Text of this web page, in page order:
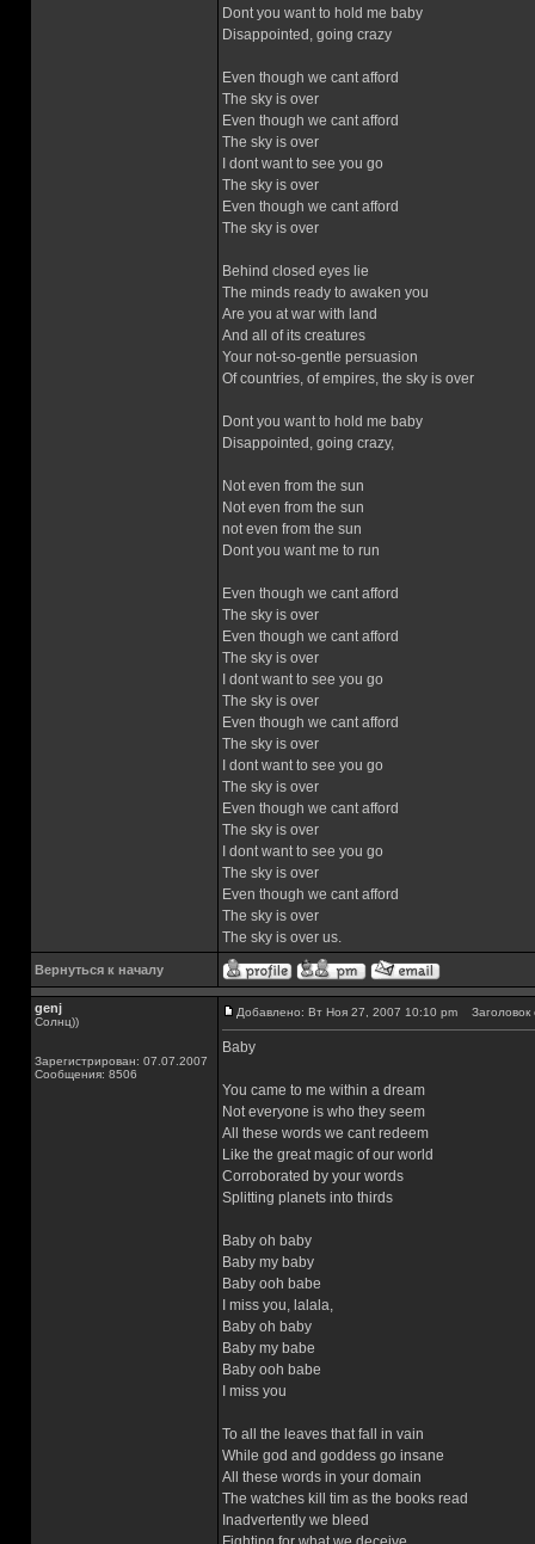
Dont you want to hold me baby
Disappointed, going crazy
Even though we cant afford
The sky is over
Even though we cant afford
The sky is over
I dont want to see you go
The sky is over
Even though we cant afford
The sky is over
Behind closed eyes lie
The minds ready to awaken you
Are you at war with land
And all of its creatures
Your not-so-gentle persuasion
Of countries, of empires, the sky is over
Dont you want to hold me baby
Disappointed, going crazy,
Not even from the sun
Not even from the sun
not even from the sun
Dont you want me to run
Even though we cant afford
The sky is over
Even though we cant afford
The sky is over
I dont want to see you go
The sky is over
Even though we cant afford
The sky is over
I dont want to see you go
The sky is over
Even though we cant afford
The sky is over
I dont want to see you go
The sky is over
Even though we cant afford
The sky is over
The sky is over us.
Вернуться к началу
genj
Солнц))
Зарегистрирован: 07.07.2007
Сообщения: 8506
Добавлено: Вт Ноя 27, 2007 10:10 pm Заголовок
Baby
You came to me within a dream
Not everyone is who they seem
All these words we cant redeem
Like the great magic of our world
Corroborated by your words
Splitting planets into thirds
Baby oh baby
Baby my baby
Baby ooh babe
I miss you, lalala,
Baby oh baby
Baby my babe
Baby ooh babe
I miss you
To all the leaves that fall in vain
While god and goddess go insane
All these words in your domain
The watches kill tim as the books read
Inadvertently we bleed